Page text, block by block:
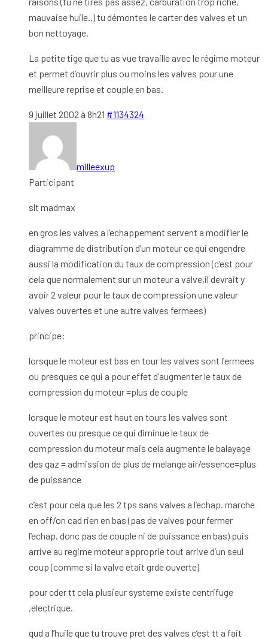
mauvaise huile..) tu démontes le carter des valves et un
bon nettoyage.
La petite tige que tu as vue travaille avec le régime moteur
et permet d’ouvrir plus ou moins les valves pour une
meilleure reprise et couple en bas.
9 juillet 2002 à 8h21 #1134324
milleexup
Participant
slt madmax
en gros les valves a l’echappement servent a modifier le
diagramme de distribution d’un moteur ce qui engendre
aussi la modification du taux de compression (c’est pour
cela que normalement sur un moteur a valve,il devrait y
avoir 2 valeur pour le taux de compression une valeur
valves ouvertes et une autre valves fermees)
principe:
lorsque le moteur est bas en tour les valves sont fermees
ou presques ce qui a pour effet d’augmenter le taux de
compression du moteur =plus de couple
lorsque le moteur est haut en tours les valves sont
ouvertes ou presque ce qui diminue le taux de
compression du moteur mais cela augmente le balayage
des gaz = admission de plus de melange air/essence=plus
de puissance
c’est pour cela que les 2 tps sans valves a l’echap. marche
en off/on cad rien en bas (pas de valves pour fermer
l’echap. donc pas de couple ni de puissance en bas) puis
arrive au regime moteur approprie tout arrive d’un seul
coup (comme si la valve etait grde ouverte)
pour cder tt cela plusieur systeme existe centrifuge
,electrique.
qud a l’huile que tu trouve pret des valves c’est tt a fait